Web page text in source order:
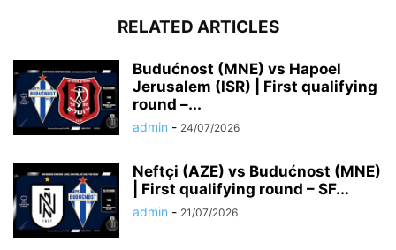
RELATED ARTICLES
Budućnost (MNE) vs Hapoel
Jerusalem (ISR) | First qualifying
round –...
admin - 24/07/2026
Neftçi (AZE) vs Budućnost (MNE)
| First qualifying round – SF...
admin - 21/07/2026